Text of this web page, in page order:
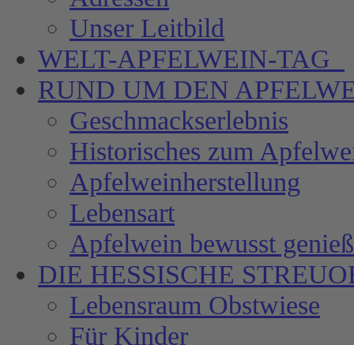
Unser Leitbild
WELT-APFELWEIN-TAG
RUND UM DEN
Geschmackserlebnis
Historisches zum
Apfelweinherstellung
Lebensart
Apfelwein bewusst
DIE HESSISCHE
Lebensraum Obstwiese
Für Kinder